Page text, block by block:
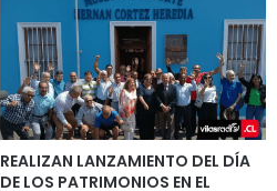
REALIZAN LANZAMIENTO DEL DÍA
DE LOS PATRIMONIOS EN EL